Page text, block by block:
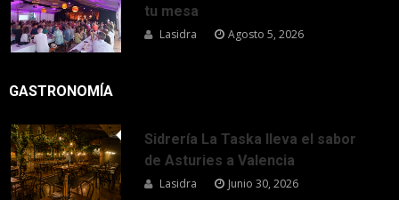
tu mesa
Lasidra Agosto 5, 2026
GASTRONOMÍA
Sidrería La Taska lleva el sabor
de Asturies a Valencia
Lasidra Junio 30, 2026